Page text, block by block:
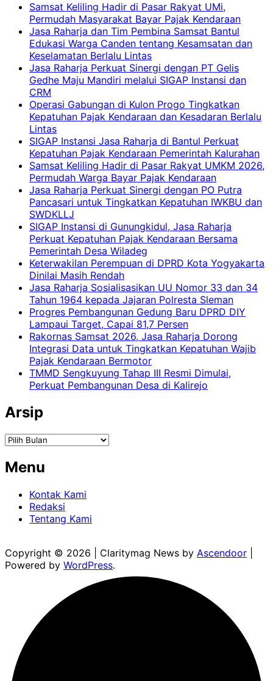
Samsat Keliling Hadir di Pasar Rakyat UMi,
Permudah Masyarakat Bayar Pajak Kendaraan
Jasa Raharja dan Tim Pembina Samsat Bantul
Edukasi Warga Canden tentang Kesamsatan dan
Keselamatan Berlalu Lintas
Jasa Raharja Perkuat Sinergi dengan PT Gelis
Gedhe Maju Mandiri melalui SIGAP Instansi dan
CRM
Operasi Gabungan di Kulon Progo Tingkatkan
Kepatuhan Pajak Kendaraan dan Kesadaran Berlalu
Lintas
SIGAP Instansi Jasa Raharja di Bantul Perkuat
Kepatuhan Pajak Kendaraan Pemerintah Kalurahan
Samsat Keliling Hadir di Pasar Rakyat UMKM 2026,
Permudah Warga Bayar Pajak Kendaraan
Jasa Raharja Perkuat Sinergi dengan PO Putra
Pancasari untuk Tingkatkan Kepatuhan IWKBU dan
SWDKLLJ
SIGAP Instansi di Gunungkidul, Jasa Raharja
Perkuat Kepatuhan Pajak Kendaraan Bersama
Pemerintah Desa Wiladeg
Keterwakilan Perempuan di DPRD Kota Yogyakarta
Dinilai Masih Rendah
Jasa Raharja Sosialisasikan UU Nomor 33 dan 34
Tahun 1964 kepada Jajaran Polresta Sleman
Progres Pembangunan Gedung Baru DPRD DIY
Lampaui Target, Capai 81,7 Persen
Rakornas Samsat 2026, Jasa Raharja Dorong
Integrasi Data untuk Tingkatkan Kepatuhan Wajib
Pajak Kendaraan Bermotor
TMMD Sengkuyung Tahap III Resmi Dimulai,
Perkuat Pembangunan Desa di Kalirejo
Arsip
Arsip
Menu
Kontak Kami
Redaksi
Tentang Kami
Copyright © 2026 | Claritymag News by Ascendoor
Powered by WordPress.